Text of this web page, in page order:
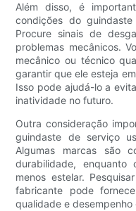
Além disso, é
condições do
Procure sinais de
problemas mecânicos.
mecânico ou técnico
garantir que ele esteja
Isso pode ajudá-lo a
inatividade no futuro.
Outra consideração
guindaste de serviço
Algumas marcas são
durabilidade,
menos estelar.
fabricante pode
qualidade e desempenho